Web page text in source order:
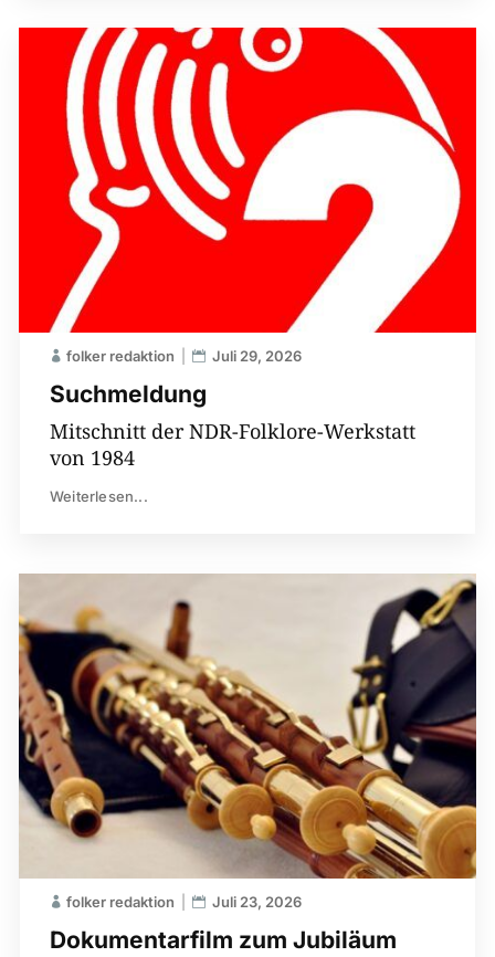
Suchmeldung
folker redaktion Juli 29, 2026
Mitschnitt der NDR-Folklore-Werkstatt
von 1984
Weiterlesen...
Dokumentarfilm zum Jubiläum
folker redaktion Juli 23, 2026